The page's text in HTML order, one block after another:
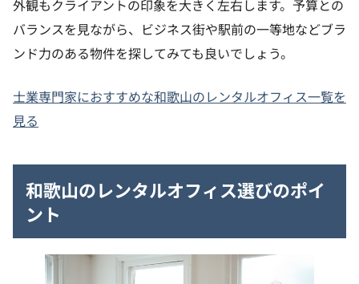
外観もクライアントの印象を大きく左右します。予算との
バランスを見ながら、ビジネス街や駅前の一等地などブラ
ンド力のある物件を探してみても良いでしょう。
士業専門家におすすめな和歌山のレンタルオフィス一覧を
見る
和歌山のレンタルオフィス選びのポイ
ント